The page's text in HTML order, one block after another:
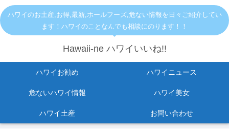
ハワイのお土産,お得,最新,ホールフーズ,危ない情報を日々ご紹介してい
ます！ハワイのことなんでも相談にのります！！
Hawaii-ne ハワイいいね!!
ハワイお勧め ハワイニュース
危ないハワイ情報 ハワイ美女
ハワイ土産 お問い合わせ